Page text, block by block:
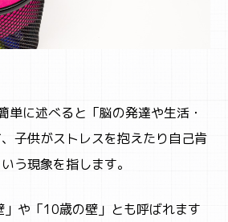
単に述べると「脳の発達や生活・
子供がストレスを抱えたり自己肯
う現象を指します。
や「10歳の壁」とも呼ばれます